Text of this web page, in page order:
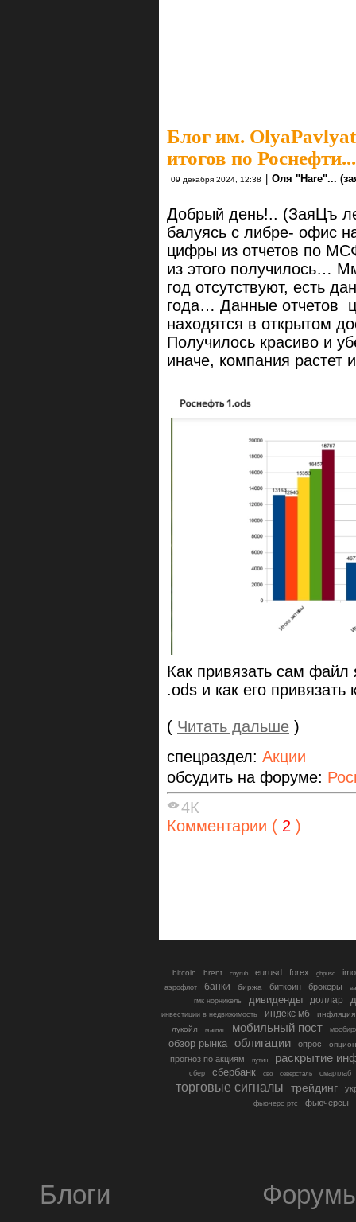
Блог им.
итогов по Роснефти...
09 декабря 2024, 12:38 Оля "Hare"...
Добрый день!.. (ЗаяЦъ
балуясь с либре- офис
цифры из отчетов по
из этого получилось…
год отсутствуют, есть
года… Данные отчетов
находятся в открытом
Получилось красиво и
иначе,
Как привязать сам
.ods и как его
( Читать дальше )
спецраздел: Акции
обсудить на форуме:
4К
Комментарии ( 2 )
bitcoin brent cnyrub eurusd forex gbpusd
аэрофлот банки биржа биткоин брокеры
гмк норникель
дивиденды доллар
инвестиции в недвижимость индекс мб
инфляция
лукойл
магнит мобильный пост
обзор рынка облигации опрос
прогноз по акциям путин раскрытие
сбер сбербанк сво северсталь смартлаб
торговые сигналы трейдинг
фьючерс ртс фьючерсы
Блоги